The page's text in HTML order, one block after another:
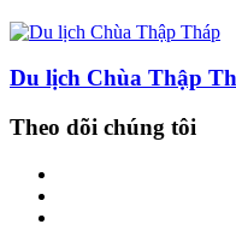
Du lịch Chùa Thập
Theo dõi chúng tôi